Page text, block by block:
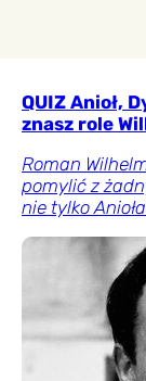
QUIZ Anioł,
znasz role
Roman
pomylić z
nie tylko